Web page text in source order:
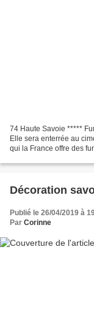
74 Haute Savoie *****
Elle sera enterrée au
qui la France offre des
Décoration
Publié le 26/04/2019 à
Par Corinne